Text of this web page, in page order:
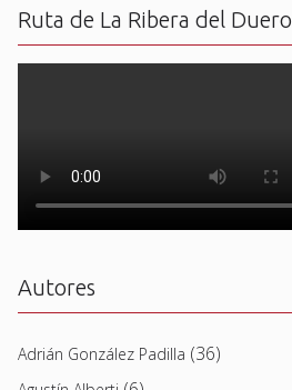
Ruta de La Ribera del Duero
Autores
Adrián González Padilla (36)